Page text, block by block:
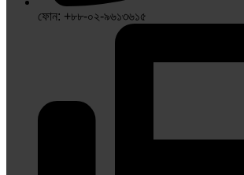
ফোন: +৮৮-০২-৯৬১৩৬১৫